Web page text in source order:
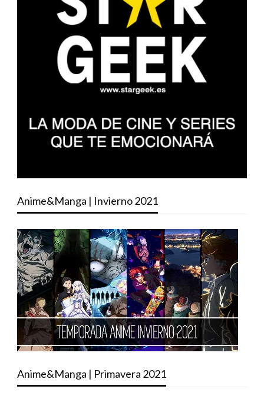
Anime&Manga | Invierno 2021
Anime&Manga | Primavera 2021